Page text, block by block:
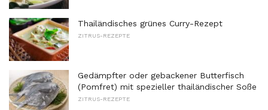
Thailändisches grünes Curry-Rezept
ZITRUS-REZEPTE
Gedämpfter oder gebackener Butterfisch
(Pomfret) mit spezieller thailändischer Soße
ZITRUS-REZEPTE